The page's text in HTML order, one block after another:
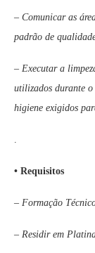
– Comunicar as
padrão de
– Executar a
utilizados durante
higiene exigidos
• Requisitos
– Formação
– Residir em